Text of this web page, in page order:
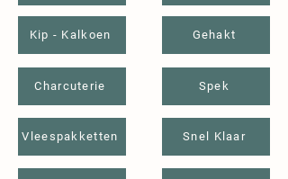
Kip - Kalkoen
Charcuterie
Vleespakketten
Gehakt
Spek
Snel Klaar